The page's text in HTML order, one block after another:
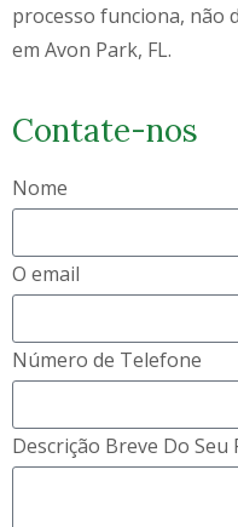
processo funciona, não
em Avon Park, FL.
Contate-nos
Nome
O email
Número de Telefone
Descrição Breve Do Seu